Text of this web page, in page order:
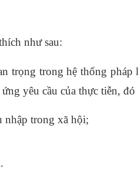
như sau:
trọng trong hệ thống pháp
yêu cầu của thực tiễn, đó
nhập trong xã hội;